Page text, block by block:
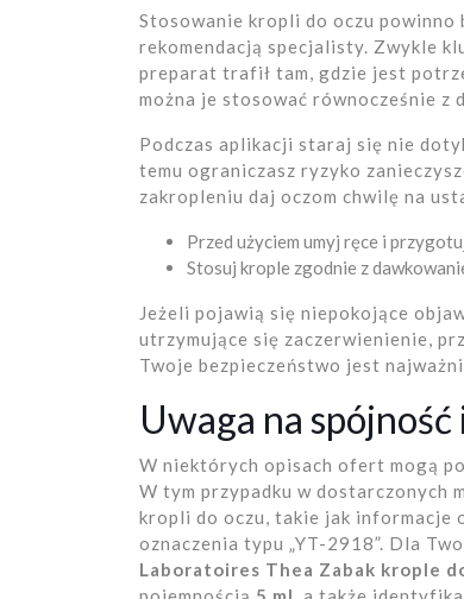
Stosowanie kropli do oczu powinno
rekomendacją specjalisty. Zwykle
preparat trafił tam, gdzie jest
można je stosować równocześnie z
Podczas aplikacji staraj się nie
temu ograniczasz ryzyko
zakropleniu daj oczom chwilę na
Przed użyciem umyj ręce i
Stosuj krople zgodnie z
Jeżeli pojawią się niepokojące
utrzymujące się zaczerwienienie,
Twoje bezpieczeństwo jest
Uwaga na
W niektórych opisach ofert mogą
W tym przypadku w dostarczonych
kropli do oczu, takie jak informacje
oznaczenia typu „YT-2918”. Dla
Laboratoires Thea Zabak krople